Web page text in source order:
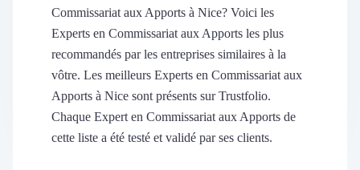
Voir tous nos avis clients
Découvrir le média
Commissariat aux Apports à Nice? Voici les
Experts en Commissariat aux Apports les plus
recommandés par les entreprises similaires à la
vôtre. Les meilleurs Experts en Commissariat aux
Apports à Nice sont présents sur Trustfolio.
Chaque Expert en Commissariat aux Apports de
cette liste a été testé et validé par ses clients.